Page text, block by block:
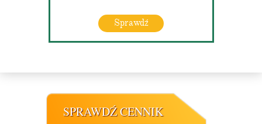
Sprawdź
SPRAWDŹ CENNIK